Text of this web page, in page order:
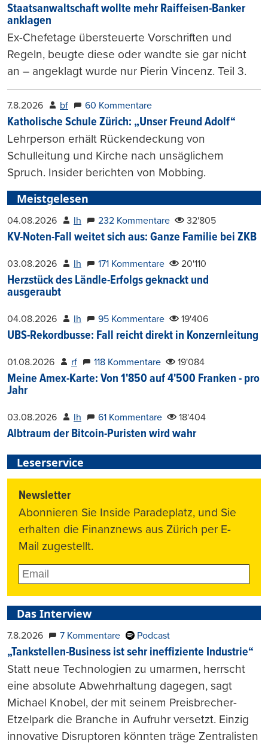
Staatsanwaltschaft wollte mehr Raiffeisen-Banker
anklagen
Ex-Chefetage übersteuerte Vorschriften und
Regeln, beugte diese oder wandte sie gar nicht
an – angeklagt wurde nur Pierin Vincenz. Teil 3.
7.8.2026 bf 60 Kommentare
Katholische Schule Zürich: „Unser Freund Adolf“
Lehrperson erhält Rückendeckung von
Schulleitung und Kirche nach unsäglichem
Spruch. Insider berichten von Mobbing.
Meistgelesen
04.08.2026 lh 232 Kommentare 32'805
KV-Noten-Fall weitet sich aus: Ganze Familie bei ZKB
03.08.2026 lh 171 Kommentare 20'110
Herzstück des Ländle-Erfolgs geknackt und
ausgeraubt
04.08.2026 lh 95 Kommentare 19'406
UBS-Rekordbusse: Fall reicht direkt in Konzernleitung
01.08.2026 rf 118 Kommentare 19'084
Meine Amex-Karte: Von 1'850 auf 4'500 Franken - pro
Jahr
03.08.2026 lh 61 Kommentare 18'404
Albtraum der Bitcoin-Puristen wird wahr
Leserservice
Newsletter
Abonnieren Sie Inside Paradeplatz, und Sie
erhalten die Finanznews aus Zürich per E-
Mail zugestellt.
Das Interview
7.8.2026 7 Kommentare Podcast
„Tankstellen-Business ist sehr ineffiziente Industrie“
Statt neue Technologien zu umarmen, herrscht
eine absolute Abwehrhaltung dagegen, sagt
Michael Knobel, der mit seinem Preisbrecher-
Etzelpark die Branche in Aufruhr versetzt. Einzig
innovative Disruptoren könnten träge Zentralisten